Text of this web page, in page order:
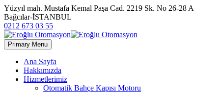
Yüzyıl mah. Mustafa Kemal Paşa Cad. 2219 Sk. No 26-28 A
Bağcılar-İSTANBUL
0212 673 03 55
Primary Menu
Ana Sayfa
Hakkımızda
Hizmetlerimiz
Otomatik Bahçe Kapısı Motoru